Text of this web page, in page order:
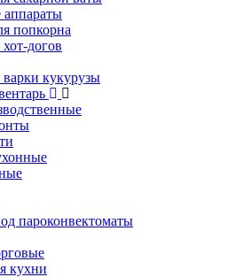
попкорна
догов
кукурузы
пароконвектоматы
кухни